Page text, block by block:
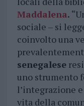
Maddalena.
sociale – si
coinvolto una
senegalese
uno strumento
l’integrazione
vita della